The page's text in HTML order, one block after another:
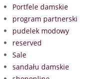
Portfele damskie
program partnerski
pudelek modowy
reserved
Sale
sandału damskie